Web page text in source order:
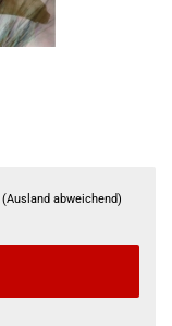
(Ausland abweichend)